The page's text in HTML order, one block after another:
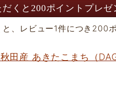
くと200ポイントプレゼ
、レビュー1件につき200
秋田産 あきたこまち（